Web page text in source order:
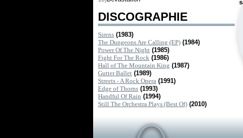
DISCOGRAPHIE
Sirens (1983)
The Dungeons Are Calling (EP) (1984)
Power Of The Night (1985)
Fight For The Rock (1986)
Hall of The Mountain King (1987)
Gutter Ballet (1989)
Streets - A Rock Opera (1991)
Edge of Thorns (1993)
Handful Of Rain (1994)
Still The Orchestra Plays (Best Of) (2010)